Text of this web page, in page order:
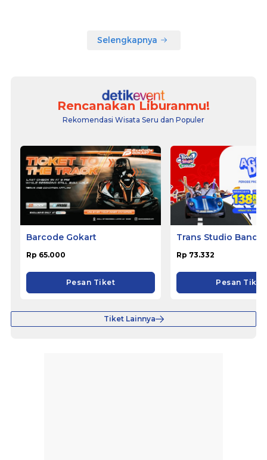
Selengkapnya
Rencanakan Liburanmu!
Rekomendasi Wisata Seru dan Populer
Barcode Gokart
Rp 65.000
Pesan Tiket
Trans Studio
Rp 73.332
Pesan Tiket
Tiket Lainnya